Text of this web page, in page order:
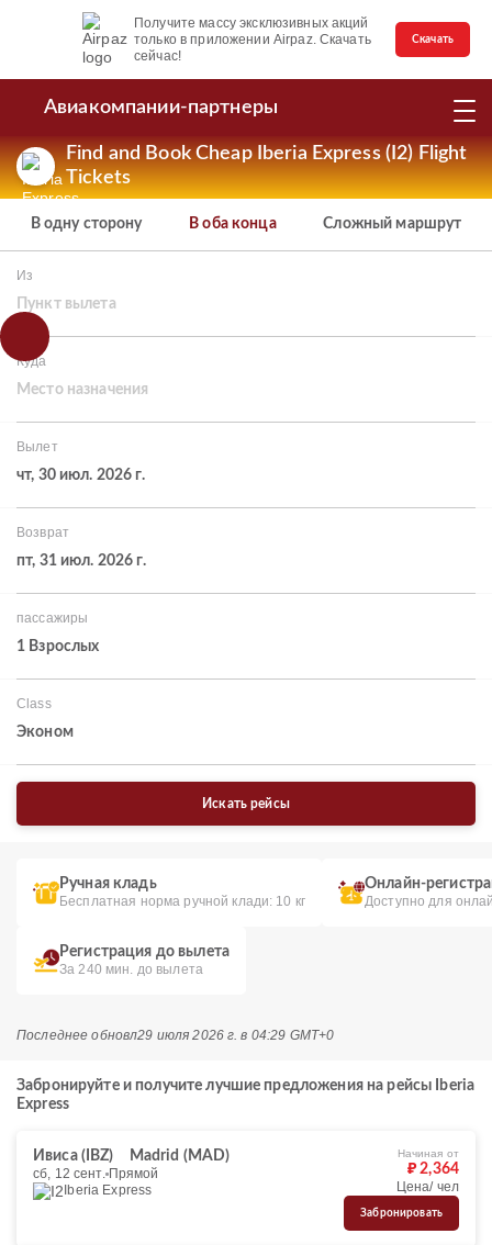
Получите массу эксклюзивных акций
только в приложении Airpaz. Скачать
сейчас!
Скачать
Авиакомпании-партнеры
Find and Book Cheap Iberia Express (I2) Flight
Tickets
В одну сторону В оба конца Сложный маршрут
Из
Пункт вылета
Куда
Место назначения
Вылет
чт, 30 июл. 2026 г.
Возврат
пт, 31 июл. 2026 г.
пассажиры
1 Взрослых
Class
Эконом
Искать рейсы
Ручная кладь
Бесплатная норма ручной клади: 10 кг
Онлайн-
Доступно для
Регистрация до вылета
За 240 мин. до вылета
Последнее обновл29 июля 2026 г. в 04:29 GMT+0
Забронируйте и получите лучшие предложения на рейсы Iberia
Express
Ивиса (IBZ)
Madrid (MAD)
сб, 12 сент. Прямой
Iberia Express
Начиная от
₽ 2,364
Цена/ чел
Забронировать